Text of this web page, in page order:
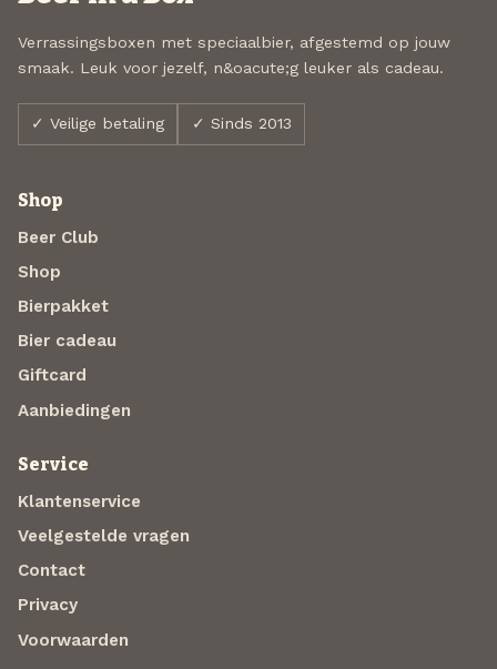
Verrassingsboxen met speciaalbier, afgestemd op jouw
smaak. Leuk voor jezelf, n&oacute;g leuker als cadeau.
✓ Veilige betaling ✓ Sinds 2013
Shop
Beer Club
Shop
Bierpakket
Bier cadeau
Giftcard
Aanbiedingen
Service
Klantenservice
Veelgestelde vragen
Contact
Privacy
Voorwaarden